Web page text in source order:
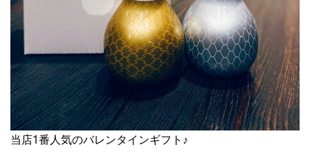
当店1番人気のバレンタインギフト♪